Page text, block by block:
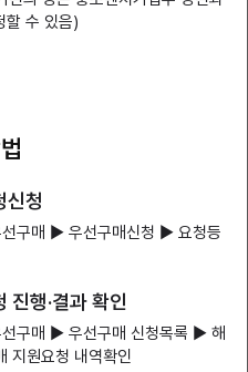
할 수 있음)
신청
구매 ▶ 우선구매신청 ▶ 요청등
진행·결과 확인
구매 ▶ 우선구매 신청목록 ▶ 해
지원요청 내역확인